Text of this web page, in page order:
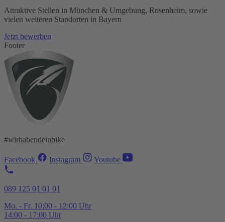
Attraktive Stellen in München & Umgebung, Rosenheim, sowie
vielen weiteren Standorten in Bayern
Jetzt bewerben
Footer
#wirhabendeinbike
Facebook Instagram Youtube
089 125 01 01 01
Mo. - Fr. 10:00 - 12:00 Uhr
14:00 - 17:00 Uhr